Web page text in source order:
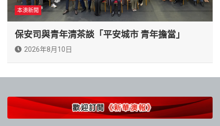
本澳新聞
保安司與青年清茶談「平安城市 青年擔當」
2026年8月10日